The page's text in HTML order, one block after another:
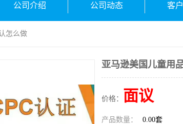
公司介绍 公司动态 客
怎么做
亚马逊美国儿童用
价格： 面议
产品数量： 0.00套